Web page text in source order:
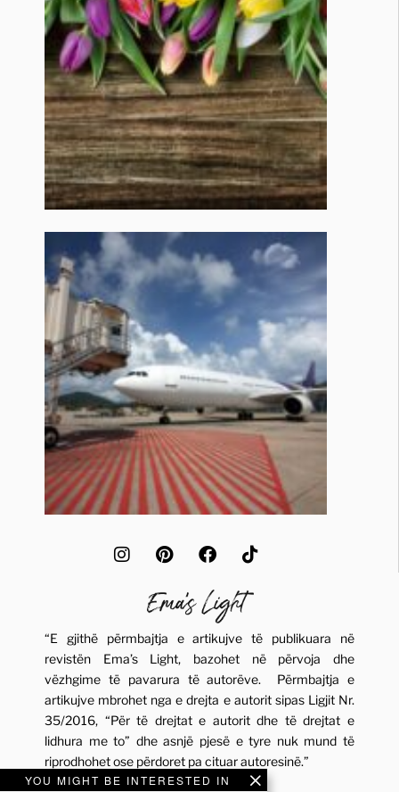
YOU MIGHT BE INTERESTED IN
“E gjithë përmbajtja e artikujve të publikuara në
revistën Ema’s Light, bazohet në përvoja dhe
vëzhgime të pavarura të autorëve. Përmbajtja e
artikujve mbrohet nga e drejta e autorit sipas Ligjit Nr.
35/2016, “Për të drejtat e autorit dhe të drejtat e
lidhura me to” dhe asnjë pjesë e tyre nuk mund të
riprodhohet ose përdoret pa cituar autoresinë.”